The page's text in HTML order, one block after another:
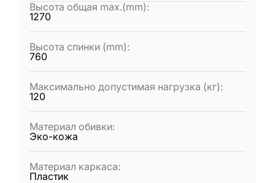
Высота общая max.(mm):
1270
Высота спинки (mm):
760
Максимально допустимая нагрузка (кг):
120
Материал обивки:
Эко-кожа
Материал каркаса:
Пластик